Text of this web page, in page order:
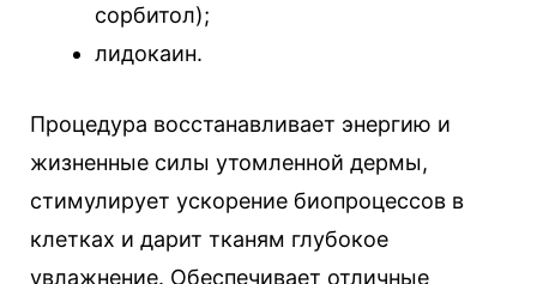
сорбитол);
лидокаин.
Процедура восстанавливает энергию и
жизненные силы утомленной дермы,
стимулирует ускорение биопроцессов в
клетках и дарит тканям глубокое
увлажнение. Обеспечивает отличные